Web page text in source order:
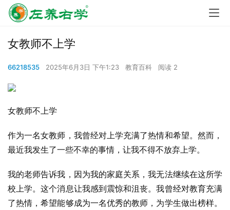
女教师不上学
66218535 2025年6月3日 下午1:23 教育百科 阅读 2
女教师不上学
作为一名女教师，我曾经对上学充满了热情和希望。然而，
最近我发生了一些不幸的事情，让我不得不放弃上学。
我的老师告诉我，因为我的家庭关系，我无法继续在这所学
校上学。这个消息让我感到震惊和沮丧。我曾经对教育充满
了热情，希望能够成为一名优秀的教师，为学生做出榜样。